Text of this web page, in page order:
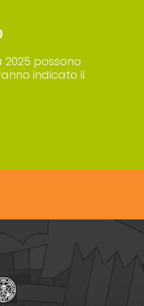
possono
indicato il